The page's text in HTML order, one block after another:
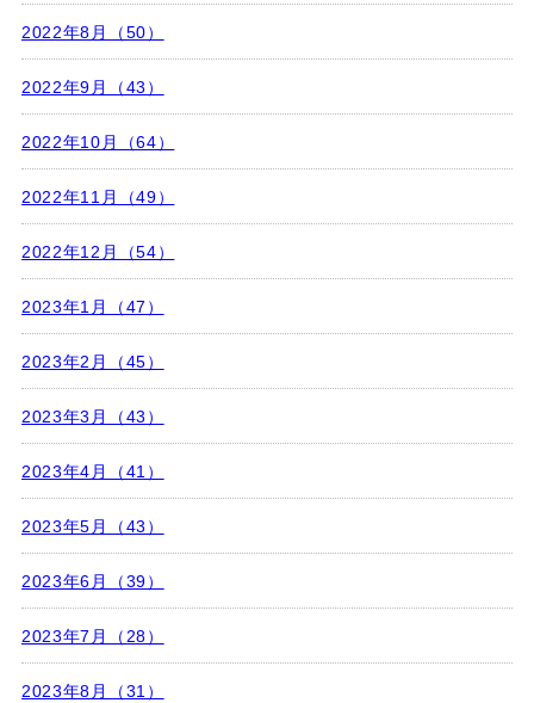
2022年8月（50）
2022年9月（43）
2022年10月（64）
2022年11月（49）
2022年12月（54）
2023年1月（47）
2023年2月（45）
2023年3月（43）
2023年4月（41）
2023年5月（43）
2023年6月（39）
2023年7月（28）
2023年8月（31）